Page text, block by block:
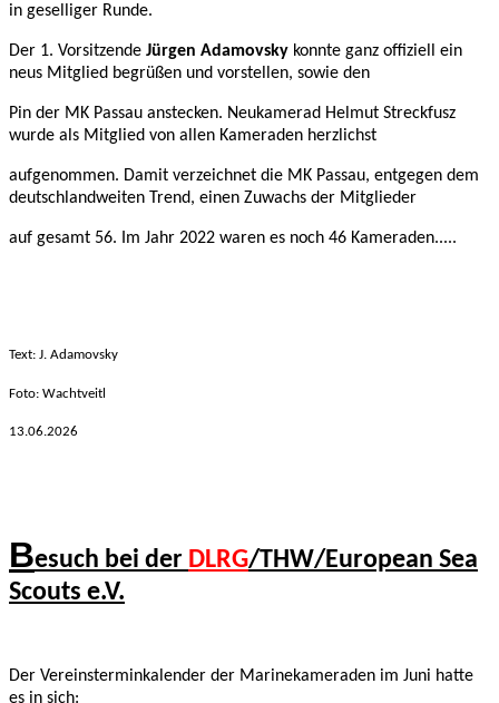
in geselliger Runde.
Der 1. Vorsitzende Jürgen Adamovsky konnte ganz offiziell ein
neus Mitglied begrüßen und vorstellen, sowie den
Pin der MK Passau anstecken. Neukamerad Helmut Streckfusz
wurde als Mitglied von allen Kameraden herzlichst
aufgenommen. Damit verzeichnet die MK Passau, entgegen dem
deutschlandweiten Trend, einen Zuwachs der Mitglieder
auf gesamt 56. Im Jahr 2022 waren es noch 46 Kameraden.....
Text: J. Adamovsky
Foto: Wachtveitl
13.06.2026
Besuch bei der DLRG/THW/European Sea
Scouts e.V.
Der Vereinsterminkalender der Marinekameraden im Juni hatte
es in sich: